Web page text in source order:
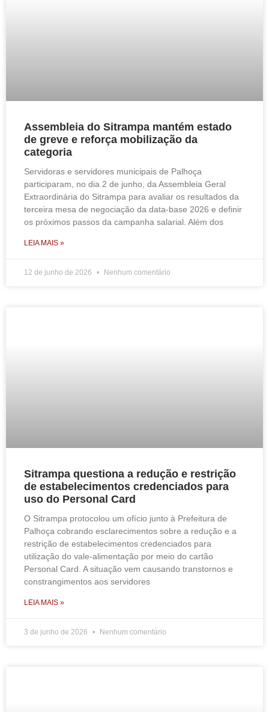
Assembleia do Sitrampa mantém estado
de greve e reforça mobilização da
categoria
Servidoras e servidores municipais de Palhoça
participaram, no dia 2 de junho, da Assembleia Geral
Extraordinária do Sitrampa para avaliar os resultados da
terceira mesa de negociação da data-base 2026 e definir
os próximos passos da campanha salarial. Além dos
LEIA MAIS »
12 de junho de 2026 Nenhum comentário
Sitrampa questiona a redução e restrição
de estabelecimentos credenciados para
uso do Personal Card
O Sitrampa protocolou um ofício junto à Prefeitura de
Palhoça cobrando esclarecimentos sobre a redução e a
restrição de estabelecimentos credenciados para
utilização do vale-alimentação por meio do cartão
Personal Card. A situação vem causando transtornos e
constrangimentos aos servidores
LEIA MAIS »
3 de junho de 2026 Nenhum comentário